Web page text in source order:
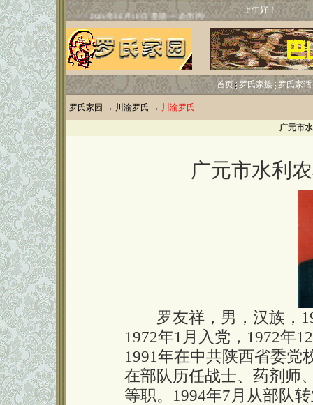
上午好！
首页 罗氏家族 罗氏家话
罗氏家园 → 川渝罗氏 → 川渝罗氏
广元市
广元市水利
罗友祥，男，汉族，
1972年1月入党，1972年
1991年在中共陕西省委党
在部队历任战士、药剂师
等职。1994年7月从部队